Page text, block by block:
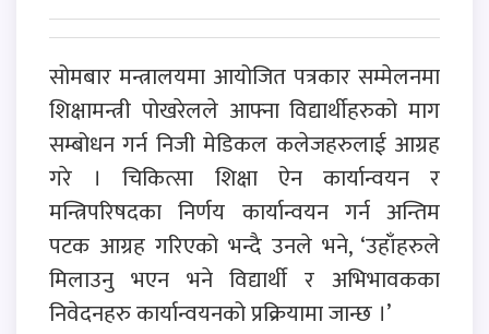
सोमबार मन्त्रालयमा आयोजित पत्रकार सम्मेलनमा
शिक्षामन्त्री पोखरेलले आफ्ना विद्यार्थीहरुको माग
सम्बोधन गर्न निजी मेडिकल कलेजहरुलाई आग्रह
गरे । चिकित्सा शिक्षा ऐन कार्यान्वयन र
मन्त्रिपरिषदका निर्णय कार्यान्वयन गर्न अन्तिम
पटक आग्रह गरिएको भन्दै उनले भने, ‘उहाँहरुले
मिलाउनु भएन भने विद्यार्थी र अभिभावकका
निवेदनहरु कार्यान्वयनको प्रक्रियामा जान्छ ।’